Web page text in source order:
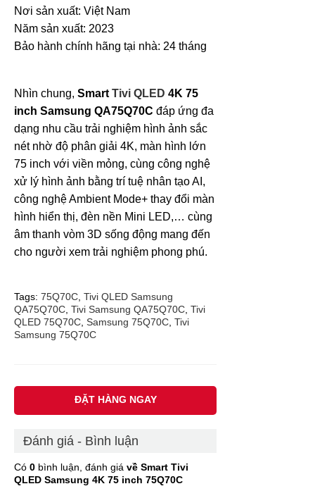
Nơi sản xuất: Việt Nam
Năm sản xuất: 2023
Bảo hành chính hãng tại nhà: 24 tháng
Nhìn chung, Smart Tivi QLED 4K 75
inch Samsung QA75Q70C đáp ứng đa
dạng nhu cầu trải nghiệm hình ảnh sắc
nét nhờ độ phân giải 4K, màn hình lớn
75 inch với viền mỏng, cùng công nghệ
xử lý hình ảnh bằng trí tuệ nhân tạo AI,
cô​ng nghệ Ambient Mode+ thay đổi màn
hình hiển thị, đèn nền Mini LED,… cùng
âm thanh vòm 3D sống động mang đến
cho người xem trải nghiệm phong phú.
Tags: 75Q70C Tivi QLED Samsung
QA75Q70C Tivi Samsung QA75Q70C Tivi
QLED 75Q70C Samsung 75Q70C Tivi
Samsung 75Q70C
ĐẶT HÀNG NGAY
Đánh giá - Bình luận
Có 0 bình luận, đánh giá về Smart Tivi
QLED Samsung 4K 75 inch 75Q70C